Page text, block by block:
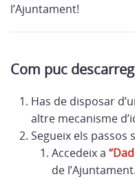
l’Ajuntament!
Com puc
Has de disposar
altre mecanisme
Segueix els passos
Accedeix a
de l’Ajuntament.